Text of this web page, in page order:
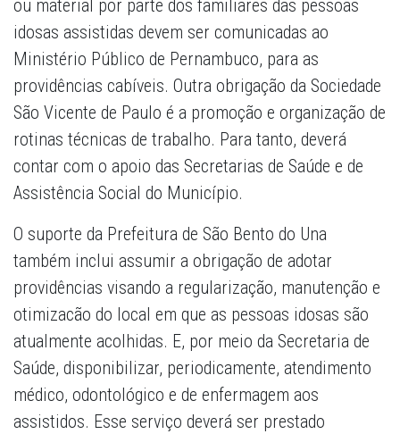
ou material por parte dos familiares das pessoas
idosas assistidas devem ser comunicadas ao
Ministério Público de Pernambuco, para as
providências cabíveis. Outra obrigação da Sociedade
São Vicente de Paulo é a promoção e organização de
rotinas técnicas de trabalho. Para tanto, deverá
contar com o apoio das Secretarias de Saúde e de
Assistência Social do Município.
O suporte da Prefeitura de São Bento do Una
também inclui assumir a obrigação de adotar
providências visando a regularização, manutenção e
otimizacão do local em que as pessoas idosas são
atualmente acolhidas. E, por meio da Secretaria de
Saúde, disponibilizar, periodicamente, atendimento
médico, odontológico e de enfermagem aos
assistidos. Esse serviço deverá ser prestado